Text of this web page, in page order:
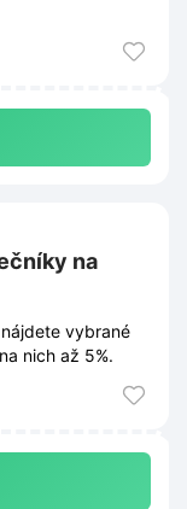
na
vybrané
nich až 5%.